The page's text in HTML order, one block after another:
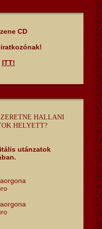
CD
ITT!
HALLANI
HELYETT?
utánzatok